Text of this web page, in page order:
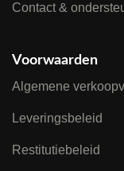
Contact &
Voorwaarden
Algemene
Leveringsbeleid
Restitutiebeleid